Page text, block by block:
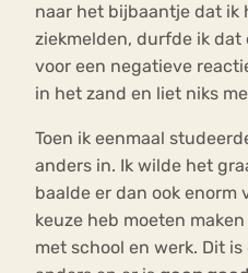
naar het bijbaantje dat ik
ziekmelden, durfde ik
voor een negatieve
in het zand en liet niks
Toen ik eenmaal
anders in. Ik wilde het
baalde er dan ook
keuze heb moeten
met school en werk. Dit